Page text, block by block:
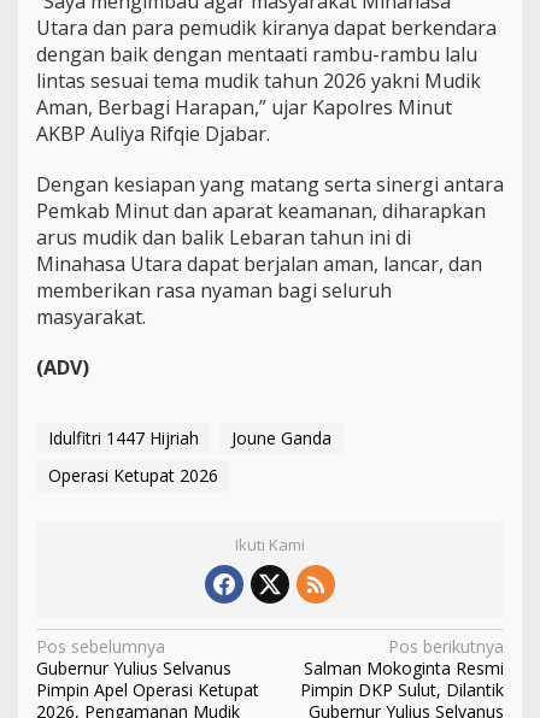
Utara dan para pemudik kiranya dapat berkendara
dengan baik dengan mentaati rambu-rambu lalu
lintas sesuai tema mudik tahun 2026 yakni Mudik
Aman, Berbagi Harapan,” ujar Kapolres Minut
AKBP Auliya Rifqie Djabar.
Dengan kesiapan yang matang serta sinergi antara
Pemkab Minut dan aparat keamanan, diharapkan
arus mudik dan balik Lebaran tahun ini di
Minahasa Utara dapat berjalan aman, lancar, dan
memberikan rasa nyaman bagi seluruh
masyarakat.
(ADV)
Idulfitri 1447 Hijriah
Joune Ganda
Operasi Ketupat 2026
Ikuti Kami
N
a
Pos sebelumnya
Gubernur Yulius Selvanus
Pimpin Apel Operasi Ketupat
2026, Pengamanan Mudik
Pos berikutnya
Salman Mokoginta Resmi
Pimpin DKP Sulut, Dilantik
Gubernur Yulius Selvanus